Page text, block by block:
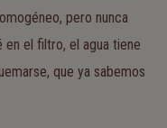
pero nunca
el filtro, el agua tiene
que ya sabemos